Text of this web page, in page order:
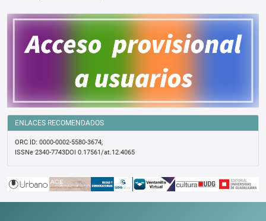
ENLACES RECOMENDADOS
ORC ID: 0000-0002-5580-3674,
ISSNe 2340-7743DOI 0.17561/at.12.4065